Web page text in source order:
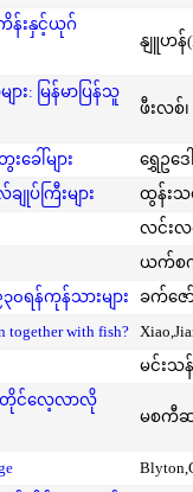
ကိန်းနှင့်ယုဂ်
နျူဟန်
: မြန်မာပြန်သူ
ဖီးလစ်
ေါ်များ
ရွှေဥဒေ
ပ်ကြီးများ
ထွန်းသ
လင်းလ
ယက်စကီ
၉၃၀ရန်ကုန်သားများ
ခက်ဇေ
together with fish?
မင်းသ
ယ်တိုင်လေ့လာလို
မစကီ